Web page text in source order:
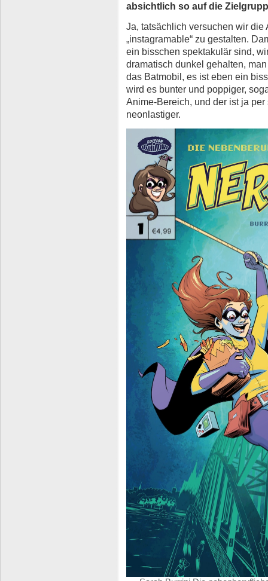
absichtlich so auf die
Ja, tatsächlich versuchen wir
„instagramable“ zu gestalten.
ein bisschen spektakulär sind,
dramatisch dunkel gehalten,
das Batmobil, es ist eben ein
wird es bunter und poppiger,
Anime-Bereich, und der ist ja
neonlastiger.